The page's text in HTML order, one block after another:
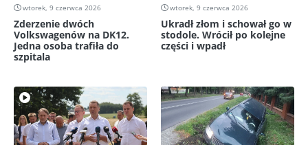
wtorek, 9 czerwca 2026
Zderzenie dwóch
Volkswagenów na DK12.
Jedna osoba trafiła do
szpitala
wtorek, 9 czerwca 2026
Ukradł złom i schował go w
stodole. Wrócił po kolejne
części i wpadł